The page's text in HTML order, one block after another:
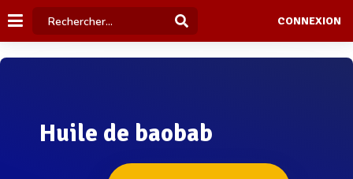
CONNEXION
Huile de baobab